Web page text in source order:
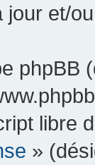
et/
phpBB
libre
»